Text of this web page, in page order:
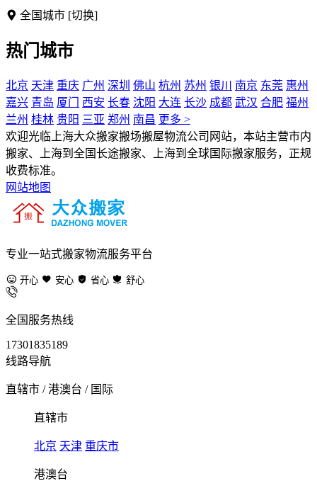
全国城市 [切换]
热门城市
北京 天津 重庆 广州 深圳 佛山 杭州 苏州 银川 南京 东莞 惠州
嘉兴 青岛 厦门 西安 长春 沈阳 大连 长沙 成都 武汉 合肥 福州
兰州 桂林 贵阳 三亚 郑州 南昌 更多 >
欢迎光临上海大众搬家搬场搬屋物流公司网站，本站主营市内
搬家、上海到全国长途搬家、上海到全球国际搬家服务，正规
收费标准。
网站地图
专业一站式搬家物流服务平台
开心 安心 省心 舒心
全国服务热线
17301835189
线路导航
直辖市 /港澳台 / 国际
直辖市
北京 天津 重庆市
港澳台